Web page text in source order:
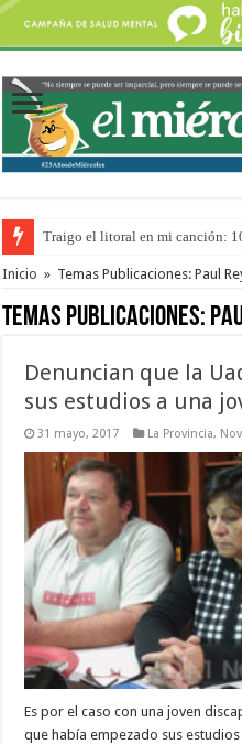
Traigo el litoral en mi canción:
Inicio » Temas Publicaciones: Paul
Temas Publicaciones:
Denuncian que la
sus estudios a una
31 mayo, 2017 La Provincia,
Es por el caso con una joven
que había empezado sus